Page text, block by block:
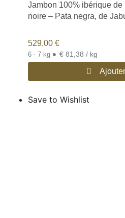
Jambon 100% ibérique
noire – Pata negra, de
529,00 €
6 - 7 kg • € 81,38 / kg
Save to Wishlist